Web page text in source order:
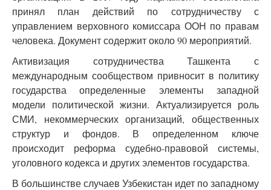
принял план действий по сотрудничеству с
управлением верховного комиссара ООН по правам
человека. Документ содержит около 90 мероприятий.
Активизация сотрудничества Ташкента с
международным сообществом привносит в политику
государства определенные элементы западной
модели политической жизни. Актуализируется роль
СМИ, некоммерческих организаций, общественных
структур и фондов. В определенном ключе
происходит реформа судебно-правовой системы,
уголовного кодекса и других элементов государства.
В большинстве случаев Узбекистан идет по западному